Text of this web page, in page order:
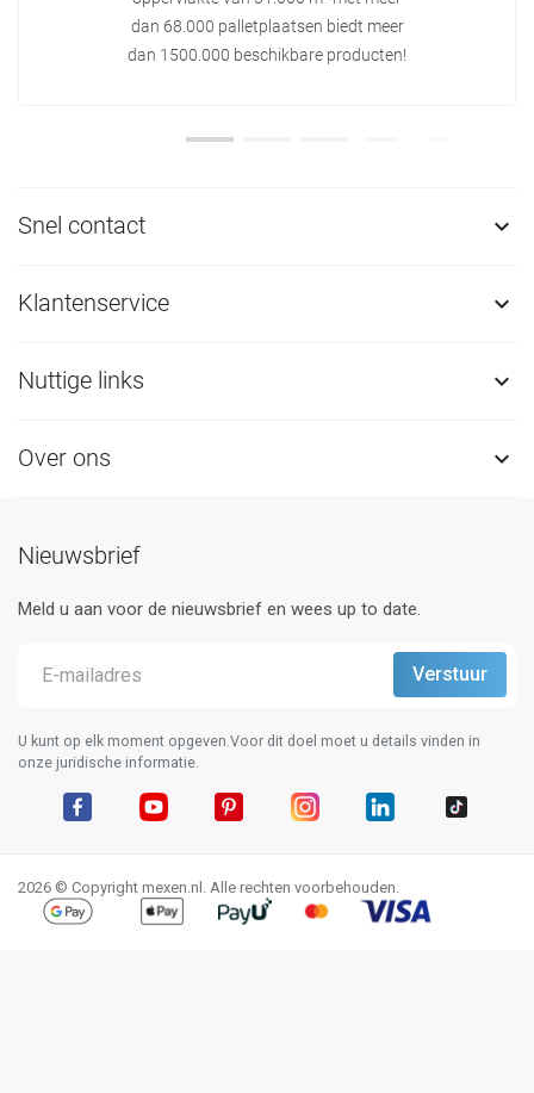
dan 68.000 palletplaatsen biedt meer
dan 1500.000 beschikbare producten!
Snel contact 
Klantenservice 
Nuttige links 
Over ons 
Nieuwsbrief
Meld u aan voor de nieuwsbrief en wees up to date.
U kunt op elk moment opgeven.Voor dit doel moet u details vinden in
onze juridische informatie.
2026 © Copyright mexen.nl. Alle rechten voorbehouden.